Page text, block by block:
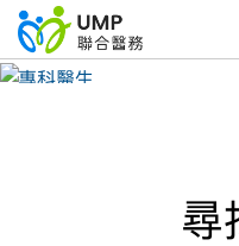
專科醫生
尋